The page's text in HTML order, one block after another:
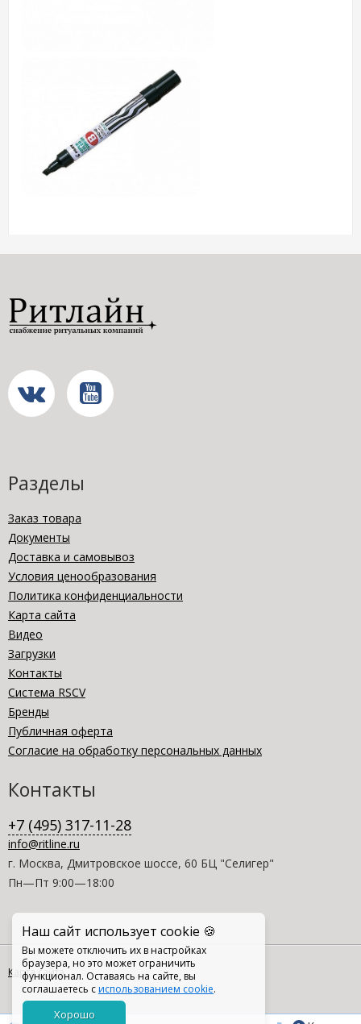
Наш сайт использует cookie 🍪
Вы можете отключить их в настройках
браузера, но это может ограничить
функционал. Оставаясь на сайте, вы
соглашаетесь сиспользованием cookie.
Хорошо
Разделы
Заказ товара
Документы
Доставка и самовывоз
Условия ценообразования
Политика конфиденциальности
Карта сайта
Видео
Загрузки
Контакты
Система RSCV
Бренды
Публичная оферта
Согласие на обработку персональных данных
Контакты
+7 (495) 317-11-28
info@ritline.ru
г. Москва, Дмитровское шоссе, 60 БЦ "Селигер"
Пн—Пт 9:00—18:00
Карта сайта